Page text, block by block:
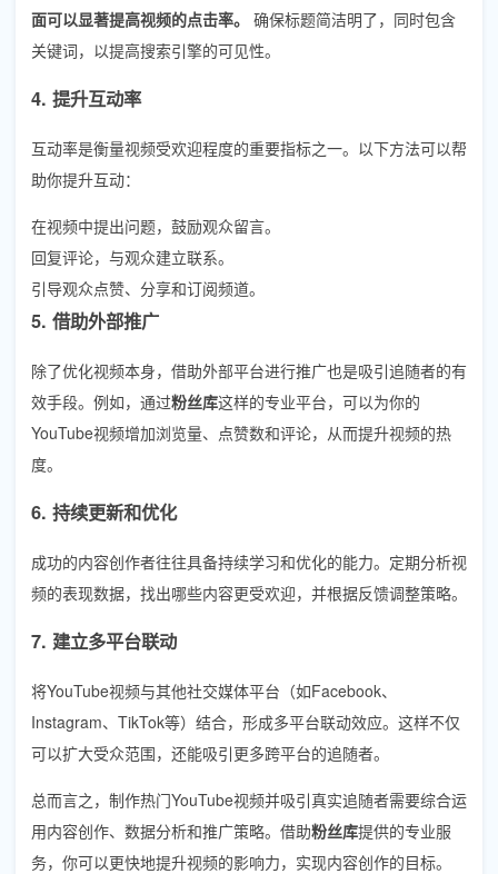
面可以显著提高视频的点击率。 确保标题简洁明了，同时包含
关键词，以提高搜索引擎的可见性。
4. 提升互动率
互动率是衡量视频受欢迎程度的重要指标之一。以下方法可以帮
助你提升互动：
在视频中提出问题，鼓励观众留言。
回复评论，与观众建立联系。
引导观众点赞、分享和订阅频道。
5. 借助外部推广
除了优化视频本身，借助外部平台进行推广也是吸引追随者的有
效手段。例如，通过粉丝库这样的专业平台，可以为你的
YouTube视频增加浏览量、点赞数和评论，从而提升视频的热
度。
6. 持续更新和优化
成功的内容创作者往往具备持续学习和优化的能力。定期分析视
频的表现数据，找出哪些内容更受欢迎，并根据反馈调整策略。
7. 建立多平台联动
将YouTube视频与其他社交媒体平台（如Facebook、
Instagram、TikTok等）结合，形成多平台联动效应。这样不仅
可以扩大受众范围，还能吸引更多跨平台的追随者。
总而言之，制作热门YouTube视频并吸引真实追随者需要综合运
用内容创作、数据分析和推广策略。借助粉丝库提供的专业服
务，你可以更快地提升视频的影响力，实现内容创作的目标。